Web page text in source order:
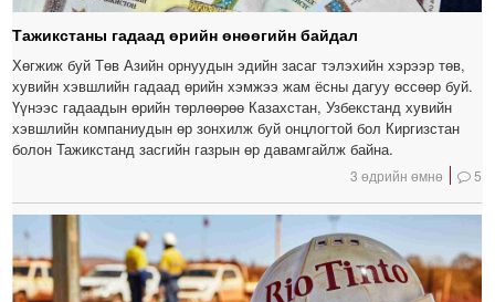
Тажикстаны гадаад өрийн өнөөгийн байдал
Хөгжиж буй Төв Азийн орнуудын эдийн засаг тэлэхийн хэрээр төв,
хувийн хэвшлийн гадаад өрийн хэмжээ жам ёсны дагуу өссөөр буй.
Үүнээс гадаадын өрийн төрлөөрөө Казахстан, Узбекстанд хувийн
хэвшлийн компаниудын өр зонхилж буй онцлогтой бол Киргизстан
болон Тажикстанд засгийн газрын өр давамгайлж байна.
3 өдрийн өмнө 5